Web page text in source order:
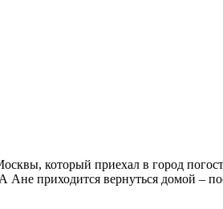
который приехал в город
Ане приходится вернуться домой –